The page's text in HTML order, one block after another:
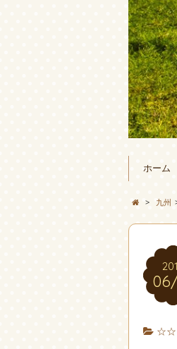
ホーム
> 九州